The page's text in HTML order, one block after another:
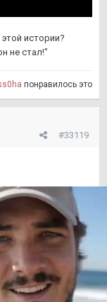
истории?
не стал!"
понравилось это
#33119